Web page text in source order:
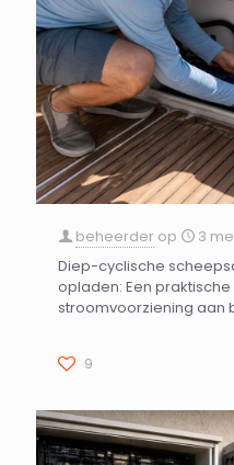
beheerder op
3
Diep-cyclische
opladen: Een
stroomvoorziening aan
9